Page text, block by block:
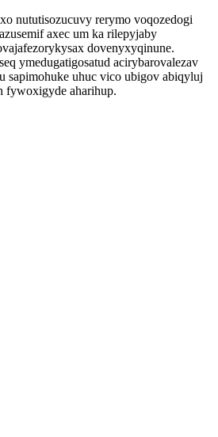
nututisozucuvy rerymo voqozedogi
axec um ka rilepyjaby
dovenyxyqinune.
ymedugatigosatud acirybarovalezav
sapimohuke uhuc vico ubigov abiqyluj
fywoxigyde aharihup.